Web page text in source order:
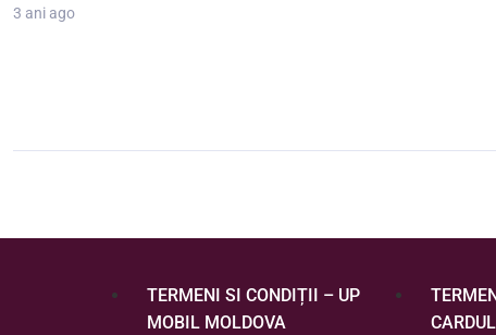
3 ani ago
TERMENI SI CONDIȚII – UP
MOBIL MOLDOVA